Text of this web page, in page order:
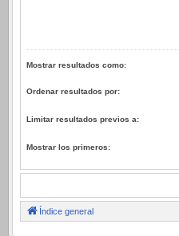
Mostrar resultados como:
Ordenar resultados por:
Limitar resultados previos a:
Mostrar los primeros:
Índice general